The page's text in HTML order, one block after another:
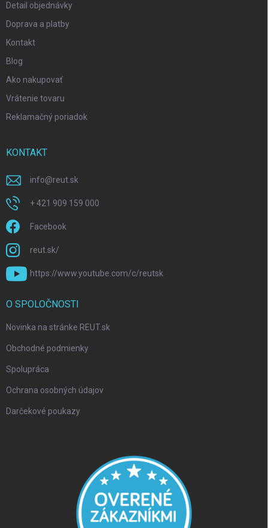
Detail objednávky
Doprava a platby
Kontakt
Blog
Ako nakupovať
Vrátenie tovaru
Reklamačný poriadok
KONTAKT
info@reut.sk
+ 421 909 159 000
Facebook
reut.sk/
https://www.youtube.com/c/reutsk
O SPOLOČNOSTI
Novinka na stránke REUT.sk
Obchodné podmienky
Spolupráca
Ochrana osobných údajov
Darčekové poukazy